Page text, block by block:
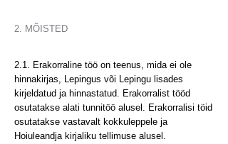
2. MÕISTED
2.1. Erakorraline töö on teenus, mida ei ole
hinnakirjas, Lepingus või Lepingu lisades
kirjeldatud ja hinnastatud. Erakorralist tööd
osutatakse alati tunnitöö alusel. Erakorralisi töid
osutatakse vastavalt kokkuleppele ja
Hoiuleandja kirjaliku tellimuse alusel.